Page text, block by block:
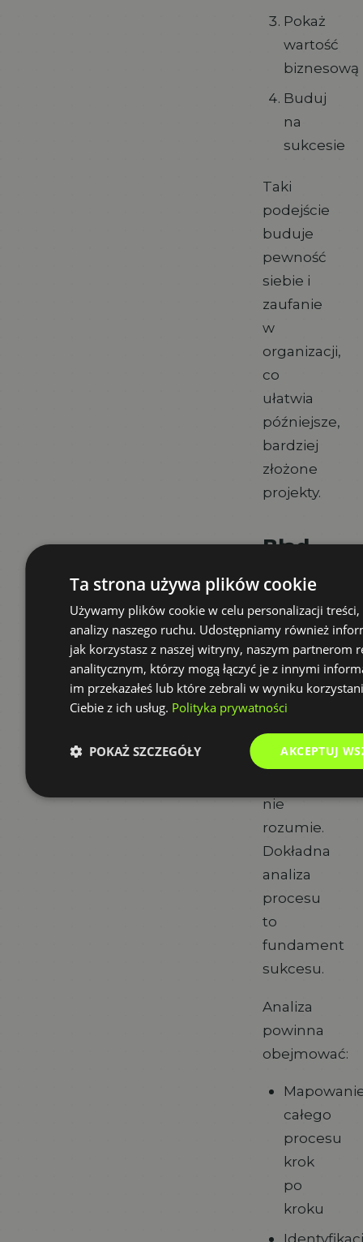
Pokaż
wartość
biznesową
Buduj
na
sukcesie
Taki
podejście
buduje
pewność
siebie i
zaufanie
w
organizacji,
co
ułatwia
późniejsze,
bardziej
złożone
projekty.
Błąd
Brak
analizy
procesu
Nie
można
skutecznie
czegoś,
nie
rozumie.
Dokładna
analiza
procesu
to
fundament
sukcesu.
Analiza
powinna
obejmować:
całego
procesu
krok
po
kroku
Ta strona używa plików cookie
Używamy plików cookie w celu personalizacji
analizy naszego ruchu. Udostępniamy również
jak korzystasz z naszej witryny, naszym partnerom
analitycznym, którzy mogą łączyć je z innymi
im przekazałeś lub które zebrali w wyniku
Ciebie z ich usług. Polityka prywatności
AKCEPTUJ
POKAŻ SZCZEGÓŁY